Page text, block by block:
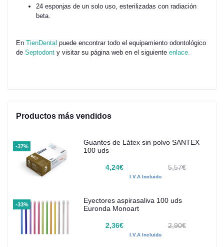
24 esponjas de un solo uso, esterilizadas con radiación
beta.
En TienDental puede encontrar todo el equipamiento odontológico
de Septodont y visitar su página web en el siguiente enlace.
Productos más vendidos
-37%
Guantes de Látex sin polvo SANTEX
100 uds
4,24€ 5,57€
I.V.A Incluido
-33%
Eyectores aspirasaliva 100 uds
Euronda Monoart
2,36€ 2,90€
I.V.A Incluido